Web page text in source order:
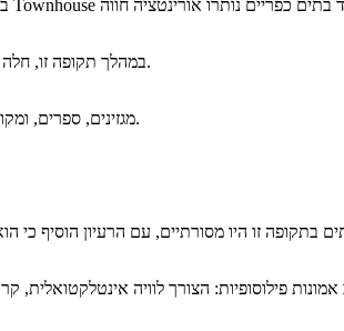
במהלך תקופה זו, חלה עלייה גדולה של סופרות. אנשים במהלך הזמן הזה הפך צרכני ספרות וכן מוצרים.
מגזינים, ספרים, ומקורות מודפסים אחרים הפכו נפוצים, כמו הדפסה והפצה להמונים נעשו קלות יותר.